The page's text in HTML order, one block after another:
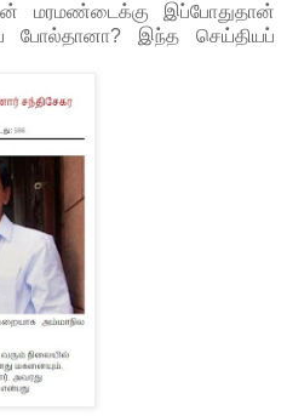
மரமண்டைக்கு இப்போதுதான்
போல்தானா? இந்த செய்தியப்